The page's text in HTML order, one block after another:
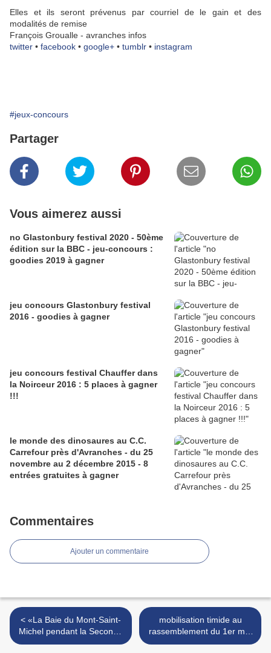
Elles et ils seront prévenus par courriel de le gain et des
modalités de remise
François Groualle - avranches infos
twitter • facebook • google+ • tumblr • instagram
#jeux-concours
Partager
Vous aimerez aussi
no Glastonbury festival 2020 - 50ème
édition sur la BBC - jeu-concours :
goodies 2019 à gagner
jeu concours Glastonbury festival
2016 - goodies à gagner
jeu concours festival Chauffer dans
la Noirceur 2016 : 5 places à gagner
!!!
le monde des dinosaures au C.C.
Carrefour près d'Avranches - du 25
novembre au 2 décembre 2015 - 8
entrées gratuites à gagner
Commentaires
Ajouter un commentaire
< «La Baie du Mont-Saint-
Michel pendant la Seconde
Guerre mondiale», recueil
mobilisation timide au
rassemblement du 1er mai
2014 de l'intersyndicale